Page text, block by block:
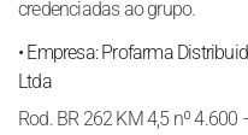
credenciadas ao grupo.
• Empresa: Profarma
Ltda
Rod. BR 262 KM 4,5 nº 4.600